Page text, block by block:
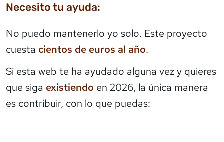
Necesito tu ayuda:
No puedo mantenerlo yo solo. Este proyecto
cuesta cientos de euros al año.
Si esta web te ha ayudado alguna vez y quieres
que siga existiendo en 2026, la única manera
es contribuir, con lo que puedas: